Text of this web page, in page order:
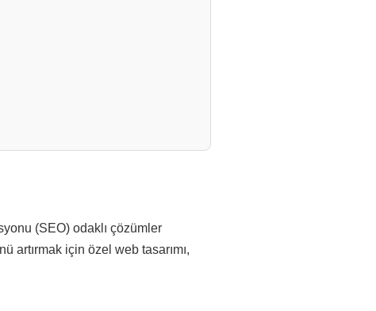
(SEO) odaklı çözümler
için özel web tasarımı,